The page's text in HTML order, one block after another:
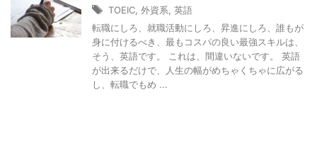
TOEIC 外資系 英語
転職にしろ、就職活動にしろ、昇進にしろ、誰もが
身に付けるべき、最もコスパの良い最強スキルは、
そう、英語です。 これは、間違いないです。 英語
が出来るだけで、人生の幅がめちゃくちゃに広がる
し、転職でもめ ...